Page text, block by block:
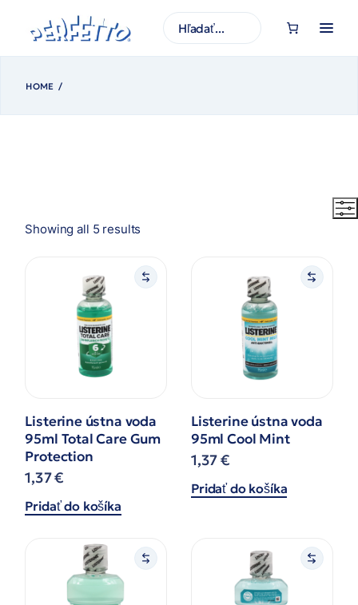
obsah
H
ľ
d
HOME
Showing all 5 results
Listerine ústna voda
95ml Total Care Gum
Protection
1,37€
Pridať do košíka
Listerine ústna voda
95ml Cool Mint
1,37€
Pridať do košíka